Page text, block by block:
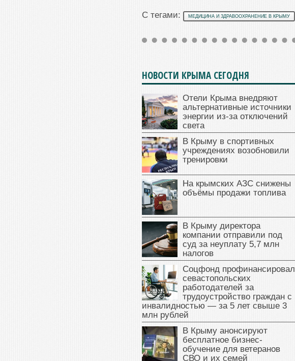
С тегами: МЕДИЦИНА И ЗДРАВООХРАНЕНИЕ В КРЫМУ
НОВОСТИ КРЫМА СЕГОДНЯ
Отели Крыма внедряют
альтернативные источники
энергии из-за отключений
света
В Крыму в спортивных
учреждениях возобновили
тренировки
На крымских АЗС снижены
объёмы продажи топлива
В Крыму директора
компании отправили под
суд за неуплату 5,7 млн
налогов
Соцфонд профинансировал
севастопольских
работодателей за
трудоустройство граждан с
инвалидностью — за 5 лет свыше 3
млн рублей
В Крыму анонсируют
бесплатное бизнес-
обучение для ветеранов
СВО и их семей